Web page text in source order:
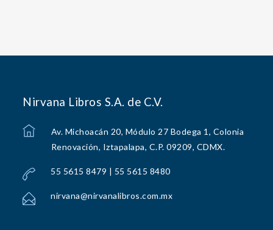
Nirvana Libros S.A. de C.V.
Av. Michoacán 20, Módulo 27 Bodega 1, Colonia
Renovación, Iztapalapa, C.P. 09209, CDMX.
55 5615 8479 | 55 5615 8480
nirvana@nirvanalibros.com.mx